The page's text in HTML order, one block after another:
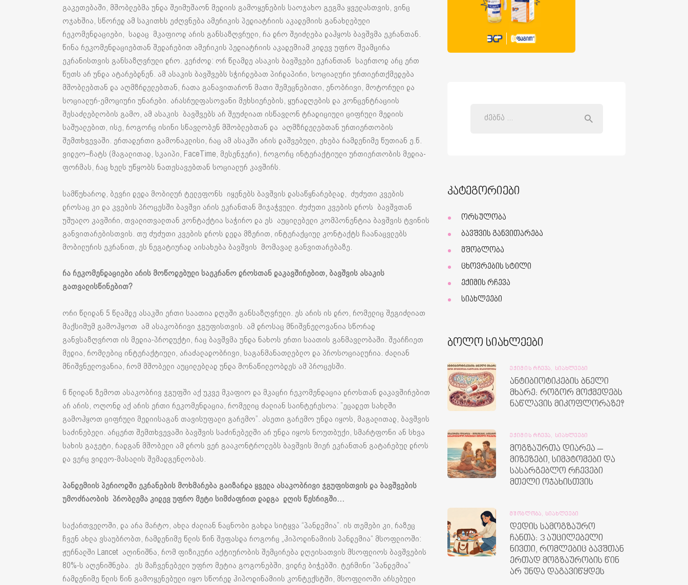
გაკეთებაში, მშობლებმა უნდა შეიმუშაონ მედიის გამოყენების საოჯახო გეგმა ყველასთვის, ვინც
ოჯახშია, სწორედ ამ საკითხს ეძღვნება ამერიკის პედიატრიის აკადემიის განახლებული
რეკომენდაციები, სადაც მკაფიოდ არის განსაზღვრული, რა დრო შეიძლება დაჰყოს ბავშვმა ეკრანთან.
წინა რეკომენდაციებთან შედარებით ამერიკის პედიატრიის აკადემიამ კიდევ უფრო შეამცირა
ეკრანისთვის განსაზღვრული დრო. კერძოდ: ორ წლამდე ასაკის ბავშვები ეკრანთან საერთოდ არც ერთ
წუთს არ უნდა ატარებდნენ. ამ ასაკის ბავშვებს სჭირდებათ პირდაპირი, სოციალური ურთიერთქმედება
მშობლებთან და აღმზრდელებთან, რათა განავითარონ მათი შემეცნებითი, ენობრივი, მოტორული და
სოციალურ-ემოციური უნარები. არასრულფასოვანი მეხსიერების, ყურადღების და კონცენტრაციის
შესაძლებლობის გამო, ამ ასაკის ბავშვებს არ შეუძლიათ ისწავლონ ტრადიციული ციფრული მედიის
საშუალებით, ისე, როგორც ისინი სწავლობენ მშობლებთან და აღმზრდელებთან ურთიერთობის
შემთხვევაში. ერთადერთი გამონაკლისი, რაც ამ ასაკში არის დაშვებული, ეხება რამდენიმე წუთიან ე.წ.
ვიდეო–ჩატს (მაგალითად, სკაიპი, FaceTime, მესენჯერი), როგორც ინტერაქტიული ურთიერთობის მედია-
ფორმას, რაც ხელს უწყობს ნათესავებთან სოციალურ კავშირს.
სამწუხაროდ, ბევრი დედა მობილურ ტელეფონს იყენებს ბავშვის დასაწყნარებლად, ძუძუთი კვების
დროსაც კი და კვების პროცესში ბავშვი არის ეკრანთან მიჯაჭვული. ძუძუთი კვების დროს ბავშვთან
უშუალო კავშირი, თვალითვალთან კონტაქტია საჭირო და ეს აუცილებელი კომპონენტია ბავშვის ტვინის
განვითარებისთვის. თუ ძუძუთი კვების დროს დედა მზერით, ინტერაქციულ კონტაქტს ჩაანაცვლებს
მობილურის ეკრანით, ეს ნეგატიურად აისახება ბავშვის მომავალ განვითარებაზე.
რა რეკომენდაციები არის მოწოდებული საეკრანო დროსთან დაკავშირებით, ბავშვის ასაკის
გათვალისწინებით?
ორი წლიდან 5 წლამდე ასაკში ერთი საათია დღეში განსაზღვრული. ეს არის ის დრო, რომელიც შეგიძლიათ
მაქსიმუმ გამოჰყოთ ამ ასაკობრივი ჯგუფისთვის. ამ დროსაც მნიშვნელოვანია სწორად
განვსაზღვროთ ის მედია-პროდუქტი, რაც ბავშვმა უნდა ნახოს ერთი საათის განმავლობაში. შეარჩიეთ
მედია, რომლებიც ინტერაქტიული, არაძალადობრივი, საგანმანათლებლო და პროსოციალურია. ძალიან
მნიშვნელოვანია, რომ მშობელი აუცილებლად უნდა მონაწილეობდეს ამ პროცესში.
6 წლიდან ზემოთ ასაკობრივ ჯგუფში აქ უკვე მკაფიო და მკაცრი რეკომენდაცია დროსთან დაკავშირებით
არ არის, ოღონდ აქ არის ერთი რეკომენდაცია, რომელიც ძალიან საინტერესოა: ”ეცადეთ სახლში
გამოჰყოთ ციფრული მედიისაგან თავისუფალი გარემო”. ასეთი გარემო უნდა იყოს, მაგალითად, ბავშვის
საძინებელი. არცერთ შემთხვევაში ბავშვის საძინებელში არ უნდა იყოს ნოუთბუქი, სმარტფონი ან სხვა
სახის გაჯეტი, რადგან მშობელი ამ დროს ვერ გააკონტროლებს ბავშვის მიერ ეკრანთან გატარებულ დროს
და ვერც ვიდეო-მასალის შემადგენლობას.
პანდემიის პერიოდში ეკრანების მოხმარება გაიზარდა ყველა ასაკობრივი ჯგუფისთვის და ბავშვების
უმოძრაობის პრობლემა კიდევ უფრო მეტი სიმძაფრით დადგა დღის წესრიგში…
საქართველოში, და არა მარტო, ახლა ძალიან ნაცნობი გახდა სიტყვა “პანდემია”. ის თემები კი, რაზეც
ჩვენ ახლა ვსაუბრობთ, რამდენიმე წლის წინ შეფასდა როგორც „ჰიპოდინამიის პანდემია“ მსოფლიოში:
ჟურნალში Lancet აღინიშნა, რომ ფიზიკური აქტიურობის შემცირება დღეისათვის მსოფლიოს ბავშვების
80%-ს აღენიშნება. ეს მაჩვენებელი უფრო მეტია გოგონებში, ვიდრე ბიჭებში. ტერმინი “პანდემია”
რამდენიმე წლის წინ გამოყენებული იყო სწორედ ჰიპოდინამიის კონტექსტში, მსოფლიოში არსებული
კატეგორიები
ორსულობა
ბავშვის განვითარება
მშობლობა
ცხოვრების სტილი
ექიმის რჩევა
სიახლეები
ბოლო სიახლეები
ᲔᲥᲘᲛᲘᲡ ᲠᲩᲔᲕᲐ, ᲡᲘᲐᲮᲚᲔᲔᲑᲘ
ანტიბიოტიკების ბნელი
მხარე: როგორ მოქმედებს
ნაწლავის მიკოფლორაზე?
ᲔᲥᲘᲛᲘᲡ ᲠᲩᲔᲕᲐ, ᲡᲘᲐᲮᲚᲔᲔᲑᲘ
მოგზაურთა დიარეა –
მიზეზები, სიმპტომები და
სასარგებლო რჩევები
მთელი ოჯახისთვის
ᲛᲨᲝᲑᲚᲝᲑᲐ, ᲡᲘᲐᲮᲚᲔᲔᲑᲘ
დედის სამოგზაურო
ჩანთა: 3 აუცილებელი
ნივთი, რომლებიც ბავშთან
ერთად მოგზაურობის წინ
არ უნდა დაგავიწყდეს